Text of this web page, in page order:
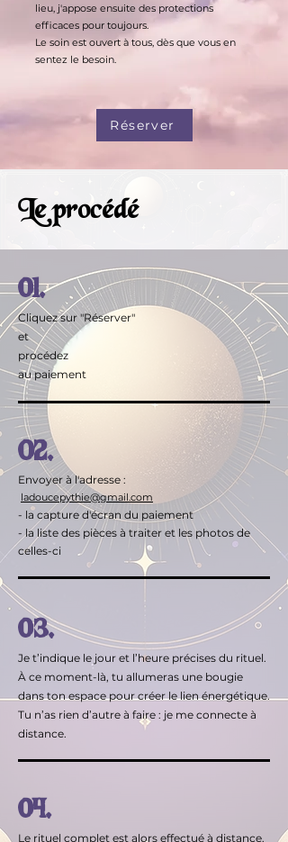
lieu, j'appose ensuite des protections
efficaces pour toujours.
Le soin est ouvert à tous, dès que vous en
sentez le besoin.
Réserver
Le procédé
01.
Cliquez sur "Réserver"
et
procédez
au paiement
02.
Envoyer à l'adresse :
ladoucepythie@gmail.com
- la capture d'écran du paiement
- la liste des pièces à traiter et les photos de
celles-ci
03.
Je t’indique le jour et l’heure précises du rituel.
À ce moment-là, tu allumeras une bougie
dans ton espace pour créer le lien énergétique.
Tu n’as rien d’autre à faire : je me connecte à
distance.
04.
Le rituel complet est alors effectué à distance.